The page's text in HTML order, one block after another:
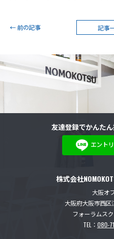
前の記事 記事
友達登録でかんた
エント
株式会社
大阪オ
大阪府大阪市西区
フォーラムス
TEL： 080-